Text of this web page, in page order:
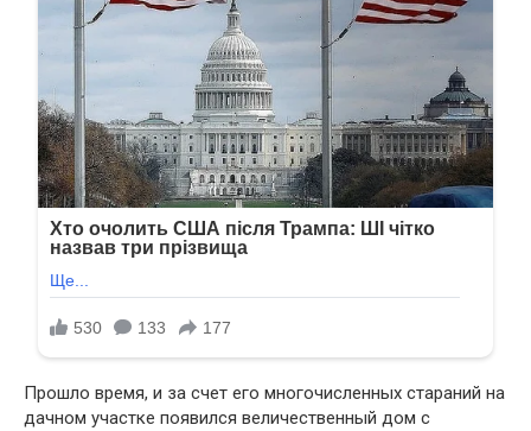
Прошло время, и за счет его многочисленных стараний на
дачном участке появился величественный дом с